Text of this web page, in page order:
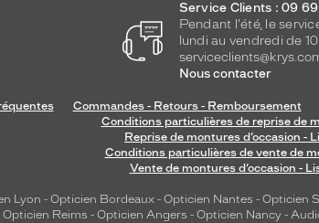
Service Clients : 09
Pendant l'été, le
lundi au vendredi de
Nous contacter
Commandes - Retours - Remboursement
Conditions particulières de reprise de
Reprise de montures d’occasion -
Conditions particulières de vente de
Vente de montures d’occasion -
Lyon - Opticien Bordeaux - Opticien Nantes - Opticien
Opticien Reims - Opticien Angers - Opticien Nancy -